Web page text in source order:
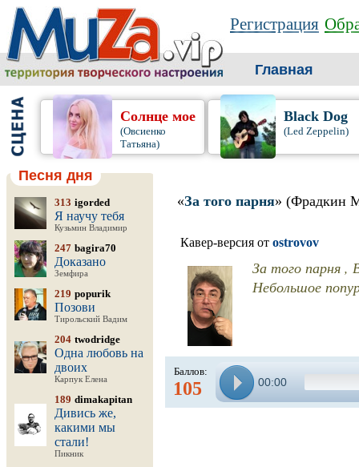
Регистрация
Главная
Солнце мое
(Овсиенко
Татьяна)
Black Dog
(Led Zeppelin)
Песня дня
313 igorded
Я научу тебя
Кузьмин Владимир
247 bagira70
Доказано
Земфира
219 popurik
Позови
Тирольский Вадим
204 twodridge
Одна любовь на
двоих
Карпук Елена
189 dimakapitan
Дивись же,
какими мы
стали!
Пикник
«За того парня» (Фрадкин
Кавер-версия от ostrovov
За того парня ,
Небольшое
Баллов:
105 00:00